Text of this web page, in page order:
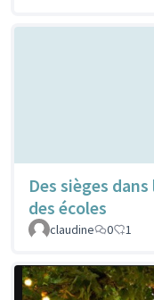
Des sièges
des écoles
claudine
0 1